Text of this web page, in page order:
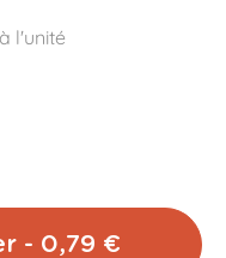
l'unité
- 0,79 €